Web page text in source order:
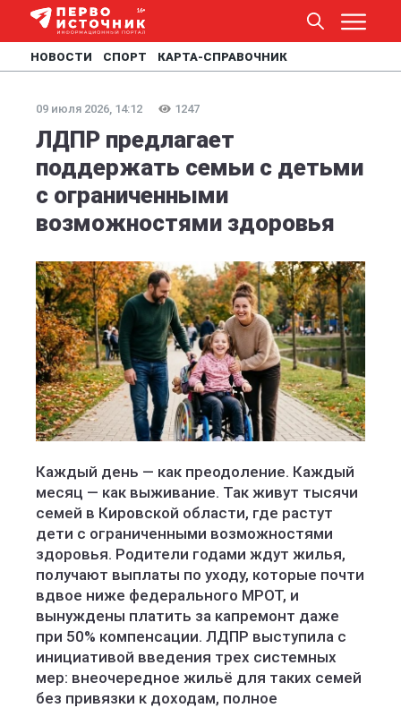
НОВОСТИ СПОРТ КАРТА-СПРАВОЧНИК
09 июля 2026, 14:12 1247
ЛДПР предлагает
поддержать семьи с детьми
с ограниченными
возможностями здоровья
Каждый день — как преодоление. Каждый
месяц — как выживание. Так живут тысячи
семей в Кировской области, где растут
дети с ограниченными возможностями
здоровья. Родители годами ждут жилья,
получают выплаты по уходу, которые почти
вдвое ниже федерального МРОТ, и
вынуждены платить за капремонт даже
при 50% компенсации. ЛДПР выступила с
инициативой введения трех системных
мер: внеочередное жильё для таких семей
без привязки к доходам, полное